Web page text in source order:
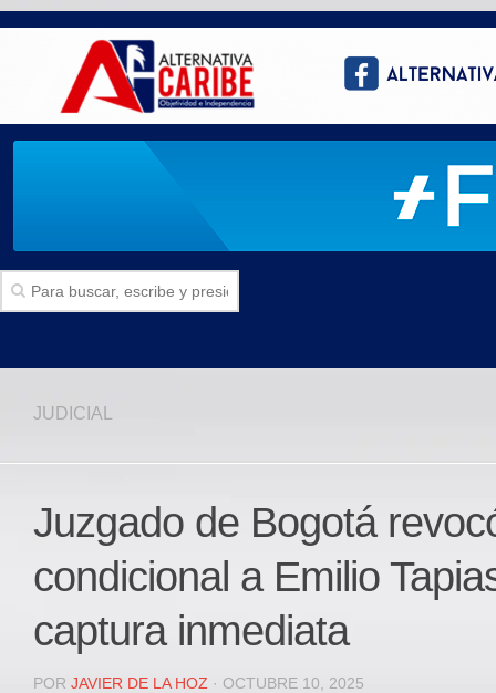
Politica
Deportes
JUDICIAL
REGIONAL
DEPARTAMENTAL
JUDICIAL
Juzgado de Bogotá
condicional a Emilio
captura inmediata
POR JAVIER DE LA HOZ · OCTUBRE 10, 2025